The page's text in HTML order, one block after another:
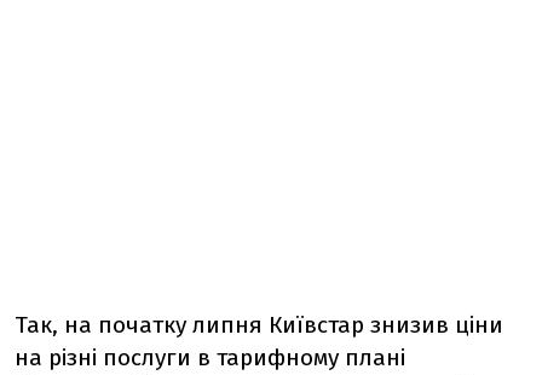
Так, на початку липня Київстар знизив ціни
на різні послуги в тарифному плані